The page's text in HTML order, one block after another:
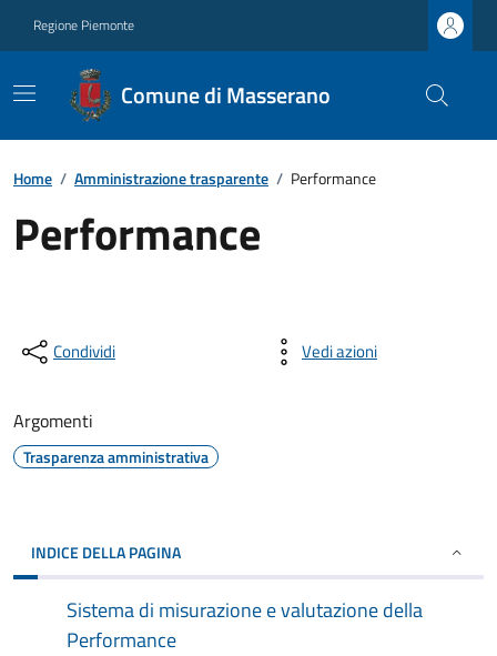
Regione Piemonte
Comune di Masserano
Home / Amministrazione trasparente / Performance
Performance
Condividi Vedi azioni
Argomenti
Trasparenza amministrativa
INDICE DELLA PAGINA
Sistema di misurazione e valutazione della
Performance